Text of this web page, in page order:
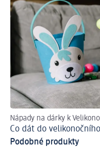
Nápady na dárky k
Co dát do
Podobné produkty